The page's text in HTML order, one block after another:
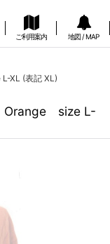
ご利用案内 地図 / MAP
XL (表記 XL)
Orange size L-